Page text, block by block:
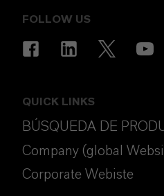
FOLLOW US
QUICK LINKS
BÚSQUEDA DE
Company (global
Corporate Webiste